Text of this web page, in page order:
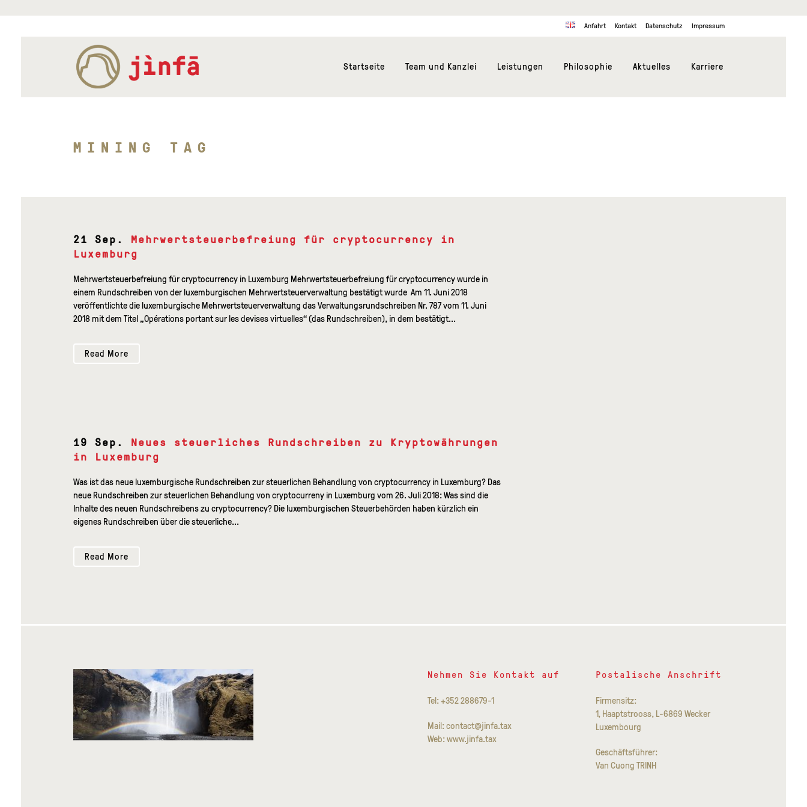
Anfahrt Kontakt Datenschutz Impressum
Startseite Team und Kanzlei Leistungen Philosophie Aktuelles Karriere
MINING TAG
21 Sep.
Mehrwertsteuerbefreiung für cryptocurrency in
Luxemburg
Mehrwertsteuerbefreiung für cryptocurrency in Luxemburg Mehrwertsteuerbefreiung für cryptocurrency wurde in
einem Rundschreiben von der luxemburgischen Mehrwertsteuerverwaltung bestätigt wurde Am 11. Juni 2018
veröffentlichte die luxemburgische Mehrwertsteuerverwaltung das Verwaltungsrundschreiben Nr. 787 vom 11. Juni
2018 mit dem Titel „Opérations portant sur les devises virtuelles“ (das Rundschreiben), in dem bestätigt...
Read More
19 Sep.
Neues steuerliches Rundschreiben zu Kryptowährungen
in Luxemburg
Was ist das neue luxemburgische Rundschreiben zur steuerlichen Behandlung von cryptocurrency in Luxemburg? Das
neue Rundschreiben zur steuerlichen Behandlung von cryptocurreny in Luxemburg vom 26. Juli 2018: Was sind die
Inhalte des neuen Rundschreibens zu cryptocurrency? Die luxemburgischen Steuerbehörden haben kürzlich ein
eigenes Rundschreiben über die steuerliche...
Read More
Nehmen Sie Kontakt auf
Tel: +352 288679-1
Mail: contact@jinfa.tax
Web: www.jinfa.tax
Postalische Anschrift
Firmensitz:
1, Haaptstrooss, L-6869 Wecker
Luxembourg
Geschäftsführer:
Van Cuong TRINH